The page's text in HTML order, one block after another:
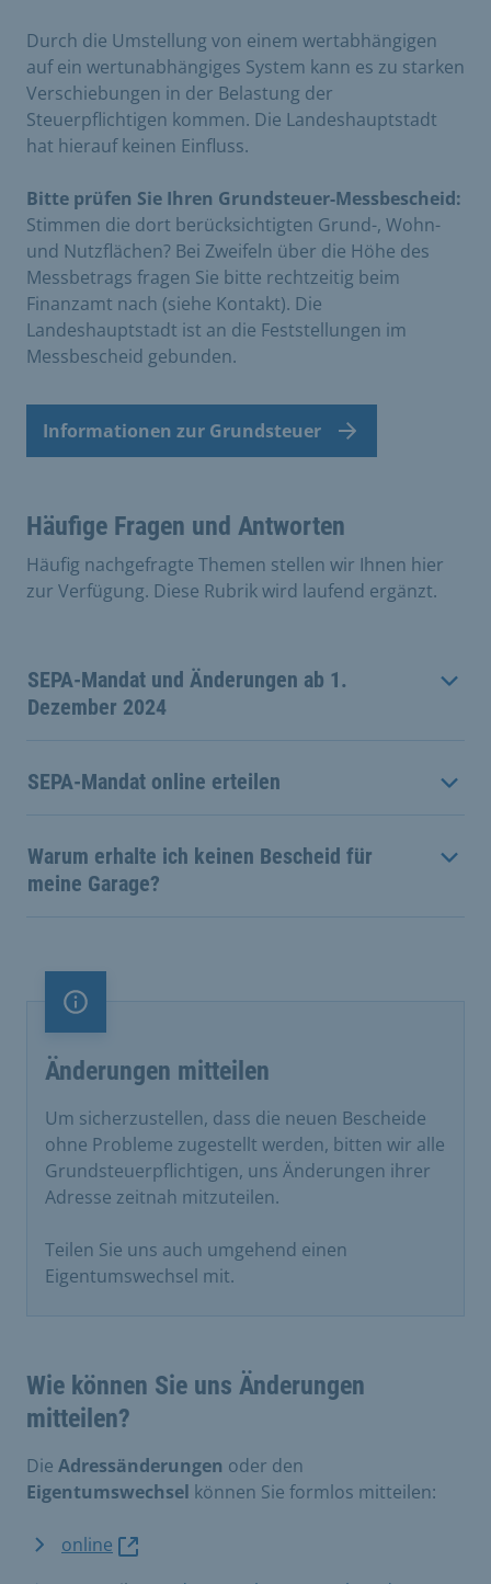
Durch die Umstellung von einem wertabhängigen
auf ein wertunabhängiges System kann es zu starken
Verschiebungen in der Belastung der
Steuerpflichtigen kommen. Die Landeshauptstadt
hat hierauf keinen Einfluss.
Bitte prüfen Sie Ihren Grundsteuer-Messbescheid:
Stimmen die dort berücksichtigten Grund-, Wohn-
und Nutzflächen? Bei Zweifeln über die Höhe des
Messbetrags fragen Sie bitte rechtzeitig beim
Finanzamt nach (siehe Kontakt). Die
Landeshauptstadt ist an die Feststellungen im
Messbescheid gebunden.
Informationen zur Grundsteuer
Häufige Fragen und Antworten
Häufig nachgefragte Themen stellen wir Ihnen hier
zur Verfügung. Diese Rubrik wird laufend ergänzt.
SEPA-Mandat und Änderungen ab 1.
Dezember 2024
SEPA-Mandat online erteilen
Warum erhalte ich keinen Bescheid für
meine Garage?
Information
Änderungen mitteilen
Um sicherzustellen, dass die neuen Bescheide
ohne Probleme zugestellt werden, bitten wir alle
Grundsteuerpflichtigen, uns Änderungen ihrer
Adresse zeitnah mitzuteilen.
Teilen Sie uns auch umgehend einen
Eigentumswechsel mit.
Wie können Sie uns Änderungen
mitteilen?
Die Adressänderungen oder den
Eigentumswechsel können Sie formlos mitteilen:
online